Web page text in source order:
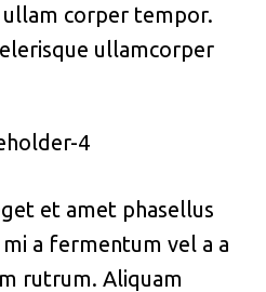
ullam corper tempor.
ullamcorper
et amet phasellus
a fermentum vel a a
rutrum. Aliquam